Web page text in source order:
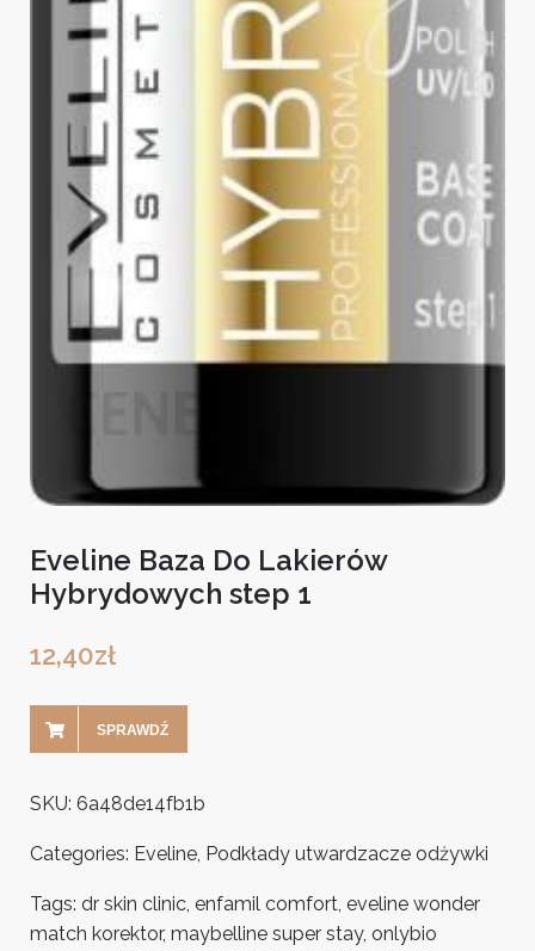
Eveline Baza Do Lakierów
Hybrydowych step 1
12,40zł
SPRAWDŹ
SKU: 6a48de14fb1b
Categories: Eveline, Podkłady utwardzacze odżywki
Tags: dr skin clinic, enfamil comfort, eveline wonder
match korektor, maybelline super stay, onlybio